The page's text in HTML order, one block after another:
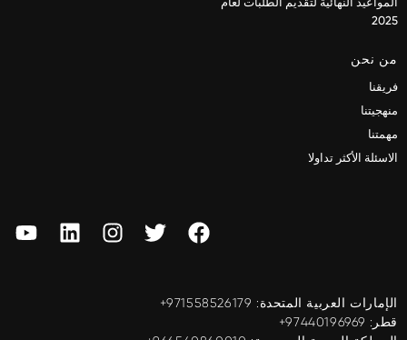
2025
من نحن
فريقنا
منهجيتنا
مهمتنا
الاسئلة الأكثر تداولا
الإمارات العربية المتحدة: ‎+971558526179
قطر: ‎+97440196969